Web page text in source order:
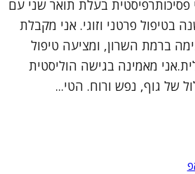
פסיכותרפיסטית בעלת תואר שני עם
עשיר של כ-30 שנה בטיפול פרטני וזוגי. אני מקבלת
ברמת השרון, ומציעה טיפול
מאמינה בגישה הוליסטית
של גוף, נפש ורוח. הטי...